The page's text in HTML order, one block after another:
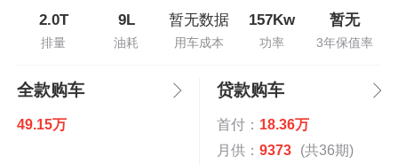
2.0T
排量
9L
油耗
暂无数据
用车成本
157Kw
功率
暂无
3年保值率
全款购车
49.15万
贷款购车
首付： 18.36万
月供： 9373 (共36期)